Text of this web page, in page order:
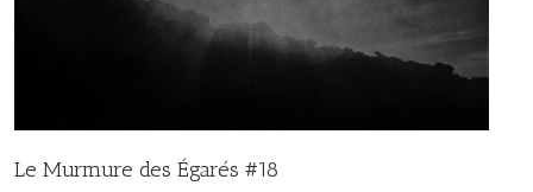
Le Murmure des Égarés #18